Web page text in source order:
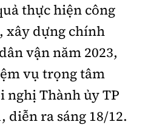
thực hiện công
xây dựng chính
vận năm 2023,
vụ trọng tâm
nghị Thành ủy TP
diễn ra sáng 18/12.